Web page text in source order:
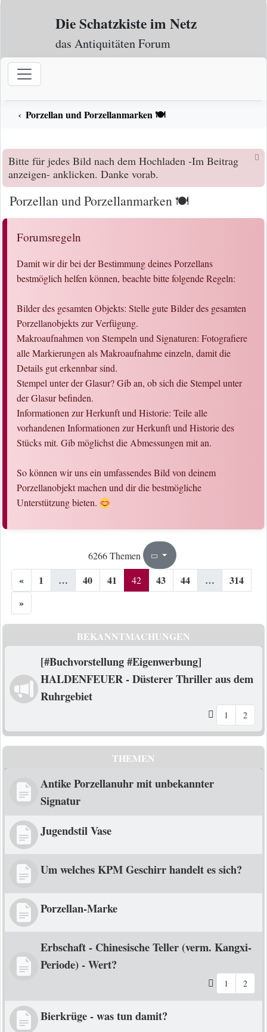
Zum Inhalt
Die Schatzkiste im Netz
das Antiquitäten Forum
Porzellan und Porzellanmarken 🍽️
Bitte für jedes Bild nach dem Hochladen -Im Beitrag
anzeigen- anklicken. Danke vorab.
Porzellan und Porzellanmarken 🍽️
Forumsregeln
Damit wir dir bei der Bestimmung deines Porzellans
bestmöglich helfen können, beachte bitte folgende Regeln:
Bilder des gesamten Objekts: Stelle gute Bilder des gesamten
Porzellanobjekts zur Verfügung.
Makroaufnahmen von Stempeln und Signaturen: Fotografiere
alle Markierungen als Makroaufnahme einzeln, damit die
Details gut erkennbar sind.
Stempel unter der Glasur? Gib an, ob sich die Stempel unter
der Glasur befinden.
Informationen zur Herkunft und Historie: Teile alle
vorhandenen Informationen zur Herkunft und Historie des
Stücks mit. Gib möglichst die Abmessungen mit an.
So können wir uns ein umfassendes Bild von deinem
Porzellanobjekt machen und dir die bestmögliche
Unterstützung bieten.
6266 Themen Seite42
« 1 … 40 41 42 43 44 …
314
»
BEKANNTMACHUNGEN
[#Buchvorstellung #Eigenwerbung]
HALDENFEUER - Düsterer Thriller aus dem
Ruhrgebiet
1 2
THEMEN
Antike Porzellanuhr mit unbekannter
Signatur
Jugendstil Vase
Um welches KPM Geschirr handelt es sich?
Porzellan-Marke
Erbschaft - Chinesische Teller (verm. Kangxi-
Periode) - Wert?
1 2
Bierkrüge - was tun damit?